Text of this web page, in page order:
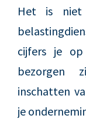
Het is niet
cijfers je
bezorgen
inschatten
je